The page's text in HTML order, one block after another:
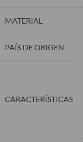
MATERIAL
PAÍS DE ORIGEN
CARACTERÍSTICAS